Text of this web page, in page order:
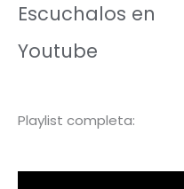
Escuchalos en
Youtube
Playlist completa: